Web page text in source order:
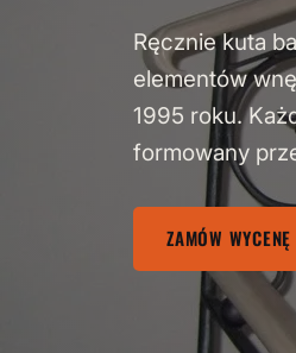
Ręcznie kuta
elementów
1995 roku.
formowany
ZAMÓW WYCENĘ